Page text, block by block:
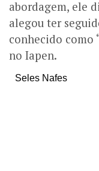
abordagem, ele
alegou ter
conhecido como
no Iapen.
Seles Nafes